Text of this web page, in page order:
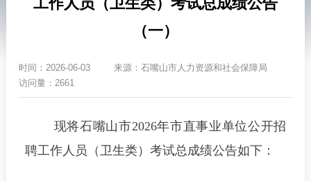
（一）
时间： 2026-06-03 来源： 石嘴山市人力资源和社会保障局
访问量：2661
现将石嘴山市2026年市直事业单位公开招
聘工作人员（卫生类）考试总成绩公告如下：